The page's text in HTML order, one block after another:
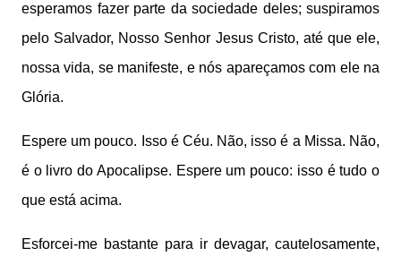
esperamos fazer parte da sociedade deles; suspiramos
pelo Salvador, Nosso Senhor Jesus Cristo, até que ele,
nossa vida, se manifeste, e nós apareçamos com ele na
Glória.
Espere um pouco. Isso é Céu. Não, isso é a Missa. Não,
é o livro do Apocalipse. Espere um pouco: isso é tudo o
que está acima.
Esforcei-me bastante para ir devagar, cautelosamente,